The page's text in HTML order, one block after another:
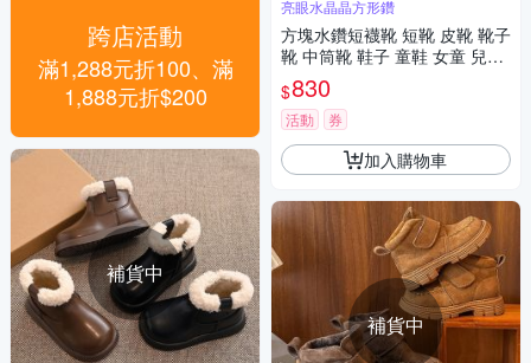
跨店活動
滿1,288元折100、滿
1,888元折$200
補貨中
亮眼水晶晶方形鑽
方塊水鑽短襪靴 短靴 皮靴 靴子
靴 中筒靴 鞋子 童鞋 女童 兒童
童裝 橘魔法 現貨【BB8829】
$830
活動 券
加入購物車
補貨中